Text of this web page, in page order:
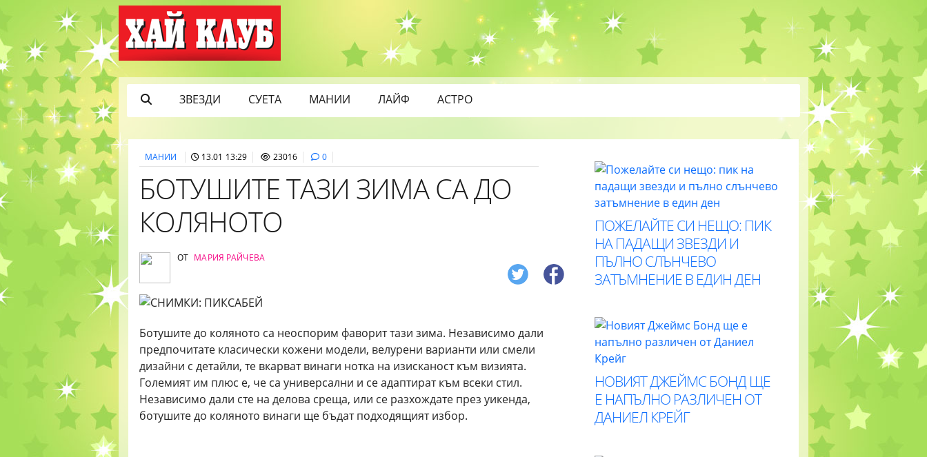
ЗВЕЗДИ СУЕТА МАНИИ ЛАЙФ АСТРО
МАНИИ 13.01 13:29 23016 0
БОТУШИТЕ ТАЗИ ЗИМА СА ДО
КОЛЯНОТО
ОТ МАРИЯ РАЙЧЕВА
Ботушите до коляното са неоспорим фаворит тази зима. Независимо дали
предпочитате класически кожени модели, велурени варианти или смели
дизайни с детайли, те вкарват винаги нотка на изисканост към визията.
Големият им плюс е, че са универсални и се адаптират към всеки стил.
Независимо дали сте на делова среща, или се разхождате през уикенда,
ботушите до коляното винаги ще бъдат подходящият избор.
ПОЖЕЛАЙТЕ СИ НЕЩО: ПИК
НА ПАДАЩИ ЗВЕЗДИ И
ПЪЛНО СЛЪНЧЕВО
ЗАТЪМНЕНИЕ В ЕДИН ДЕН
НОВИЯТ ДЖЕЙМС БОНД ЩЕ
Е НАПЪЛНО РАЗЛИЧЕН ОТ
ДАНИЕЛ КРЕЙГ